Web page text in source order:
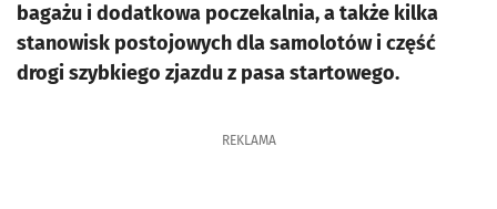
bagażu i dodatkowa poczekalnia, a także kilka
stanowisk postojowych dla samolotów i część
drogi szybkiego zjazdu z pasa startowego.
REKLAMA